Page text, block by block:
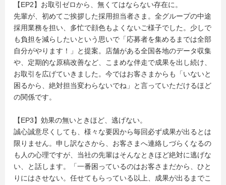
【EP2】お取引ゼロから、無くてはならない存在に。
先輩が、初めてご挨拶した採用担当者さま。全グループの中途
採用業務を担い、多忙で顔色もよくないご様子でした。少しで
も負担を減らしたいという思いで「応募者を集めるまでは全部
自分がやります！」と提案。店舗がある全国各地のデータ収集
や、定期的な原稿改善など、こまめな伴走で成果を出し続け、
お取引を広げていきました。今ではお客さまからも「いないと
困るから、絶対担当変わらないでね」と言っていただけるほど
の関係です。
【EP3】効果の無いときほど、逃げない。
誠心誠意尽くしても、様々な要因から毎回必ず成果が出るとは
限りません。申し訳なさから、お客さまへ連絡しづらくなるの
も人の心理ですが、当社の先輩はそんなときほど絶対に逃げな
い、と話します。「一番困っているのはお客さまだから、ひと
りにはさせない。任せてもらっている以上、成果が出るまでこ